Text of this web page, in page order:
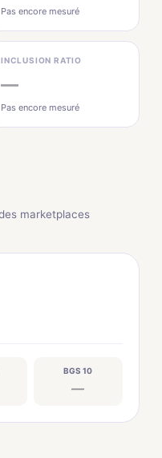
Pas encore mesuré
INCLUSION RATIO
—
Pas encore mesuré
marketplaces
BGS 10
—